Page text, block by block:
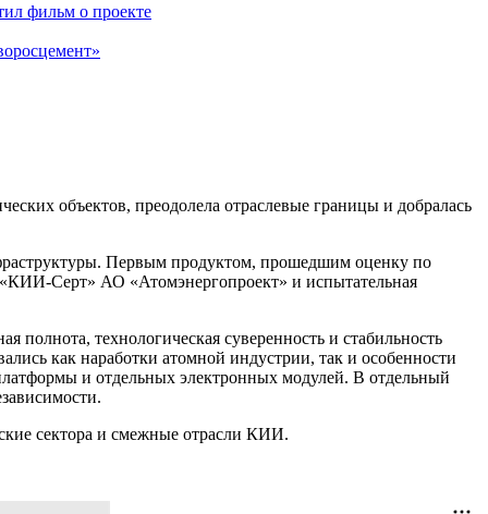
фильм о проекте
объектов, преодолела отраслевые границы и добралась
Первым продуктом, прошедшим оценку по
Серт» АО «Атомэнергопроект» и испытательная
технологическая суверенность и стабильность
как наработки атомной индустрии, так и особенности
и отдельных электронных модулей. В отдельный
сектора и смежные отрасли КИИ.